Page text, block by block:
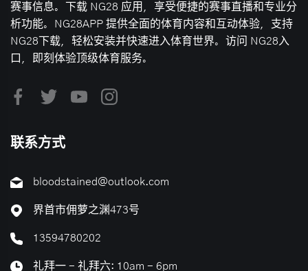
赛事信息。下载 NG28 应用，享受便捷的赛事直播和专业分
析功能。NG28APP 提供全面的体育内容和互动体验，支持
NG28下载，轻松安装并快速进入体育世界。访问 NG28入
口，即刻体验顶级体育服务。
联系方式
bloodstained@outlook.com
界首市佣萝之渊473号
13594780202
礼拜一 - 礼拜六: 10am - 6pm